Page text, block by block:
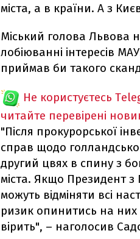
міста, а в країни. А з
Міський голова Львова
лобіюванні інтересів
приймав би такого
Не користуєтесь
читайте перевірені
"Після прокурорської
справ щодо
другий цвях в спину з
міста. Якщо Президент з
можуть відміняти всі
ризик опинитись на них
вірить", – наголосив